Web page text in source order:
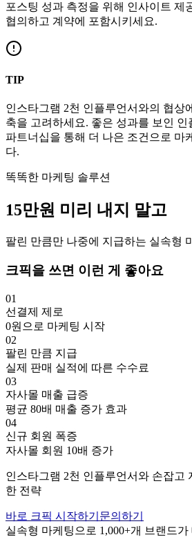
포스팅 성과 측정을 위해 인사이트 제
협의하고 계약에 포함시키세요.
TIP
인스타그램 2천 인플루언서와의 협상
축을 고려하세요. 좋은 성과를 보인
파트너십을 통해 더 나은 조건으로 마
다.
똑똑한 마케팅 솔루션
15만원 미리 내지 말고
팔린 만큼만 나중에 지급하는 실속형
크픽을 쓰면 이런 게 좋아요
01
선결제 제로
0원으로 마케팅 시작
02
팔린 만큼 지급
실제 판매 실적에 따른 수수료
03
자사몰 매출 급증
평균 80배 매출 증가 효과
04
신규 회원 폭증
자사몰 회원 10배 증가
인스타그램 2천 인플루언서와 손잡고
한 전략
바로 크픽 시작하기 문의하기
실속형 마케팅으로 1,000+개 브랜드가